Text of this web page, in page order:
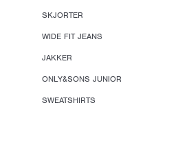
SKJORTER
WIDE FIT JEANS
JAKKER
ONLY&SONS JUNIOR
SWEATSHIRTS